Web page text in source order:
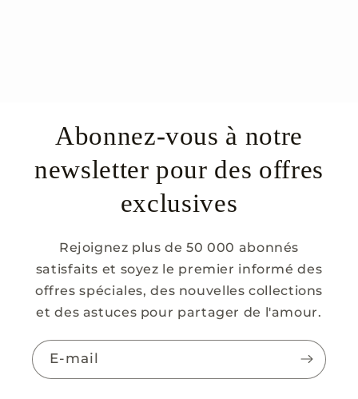
Abonnez-vous à notre
newsletter pour des offres
exclusives
Rejoignez plus de 50 000 abonnés
satisfaits et soyez le premier informé des
offres spéciales, des nouvelles collections
et des astuces pour partager de l'amour.
E-mail